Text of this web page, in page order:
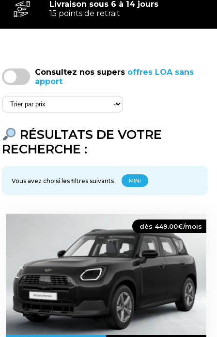
Livraison sous 6 à 14 jours
15 points de retrait
Consultez nos supers offres LOA sans
apport
‹
RÉSULTATS DE VOTRE
RECHERCHE :
Vous avez choisi les filtres suivants : MINI
dès 449.00€/mois